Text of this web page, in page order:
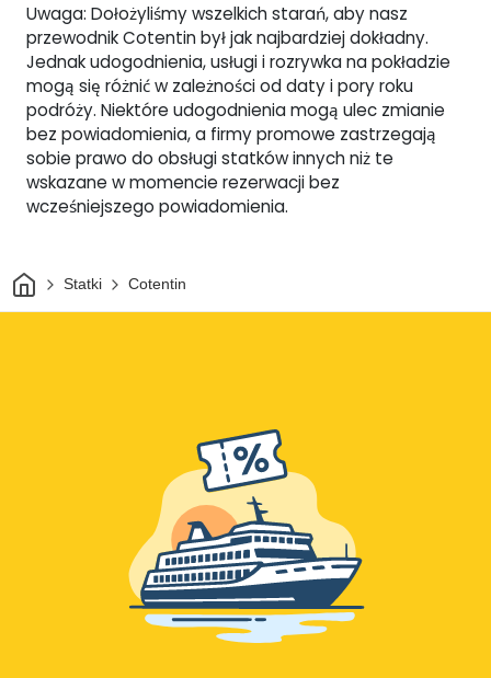
Uwaga: Dołożyliśmy wszelkich starań, aby nasz
przewodnik Cotentin był jak najbardziej dokładny.
Jednak udogodnienia, usługi i rozrywka na pokładzie
mogą się różnić w zależności od daty i pory roku
podróży. Niektóre udogodnienia mogą ulec zmianie
bez powiadomienia, a firmy promowe zastrzegają
sobie prawo do obsługi statków innych niż te
wskazane w momencie rezerwacji bez
wcześniejszego powiadomienia.
DomStatki Cotentin